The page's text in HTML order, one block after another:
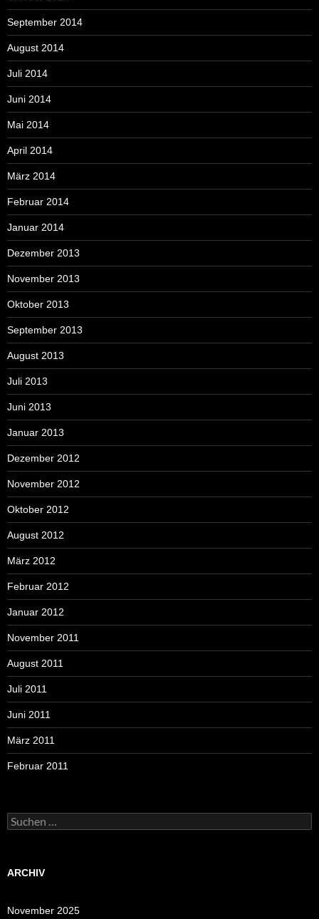
September 2014
August 2014
Juli 2014
Juni 2014
Mai 2014
April 2014
März 2014
Februar 2014
Januar 2014
Dezember 2013
November 2013
Oktober 2013
September 2013
August 2013
Juli 2013
Juni 2013
Januar 2013
Dezember 2012
November 2012
Oktober 2012
August 2012
März 2012
Februar 2012
Januar 2012
November 2011
August 2011
Juli 2011
Juni 2011
März 2011
Februar 2011
Suchen
nach:
ARCHIV
November 2025